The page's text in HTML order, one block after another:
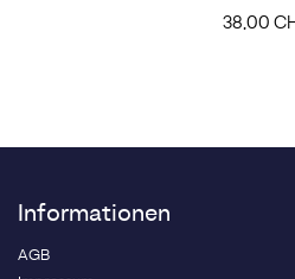
38,00
Informationen
AGB